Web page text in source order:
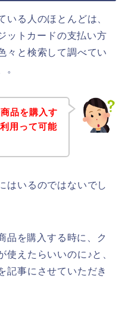
いる人のほとんどは、
ットカードの支払い方
々と検索して調べてい
。
品を購入す
用って可能
はいるのではないでし
品を購入する時に、ク
使えたらいいのに♪と、
記事にさせていただき